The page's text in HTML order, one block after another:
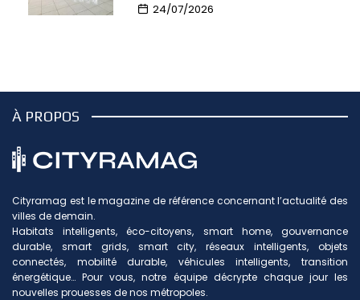
24/07/2026
À PROPOS
Cityramag est le magazine de référence concernant l’actualité des
villes de demain.
Habitats intelligents, éco-citoyens, smart home, gouvernance
durable, smart grids, smart city, réseaux intelligents, objets
connectés, mobilité durable, véhicules intelligents, transition
énergétique… Pour vous, notre équipe décrypte chaque jour les
nouvelles prouesses de nos métropoles.